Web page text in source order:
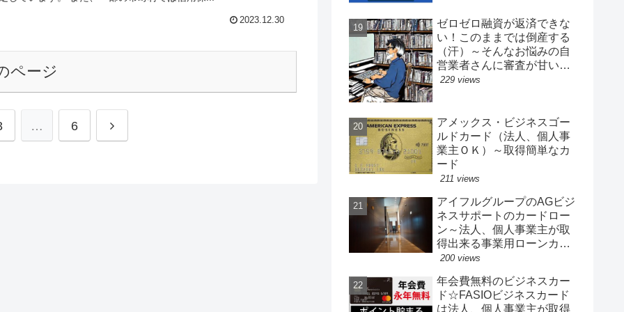
2023.12.30
ページ
… 6 次
ゼロゼロ融資が返済できな
い！このままでは倒産する
（汗）～そんなお悩みの自
営業者さんに審査が甘い有
効な資金調達先をズバリご
229 views
アメックス・ビジネスゴー
ルドカード（法人、個人事
業主ＯＫ）～取得簡単なカ
ード
211 views
アイフルグループのAGビジ
ネスサポートのカードロー
ン～法人、個人事業主が取
得出来る事業用ローンカー
ド
200 views
年会費無料のビジネスカー
ド☆FASIOビジネスカード
は法人、個人事業主が取得